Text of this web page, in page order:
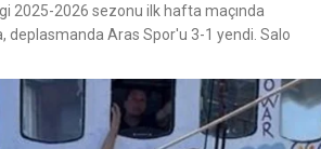
2025-2026 sezonu ilk hafta maçında
deplasmanda Aras Spor'u 3-1 yendi. Salo